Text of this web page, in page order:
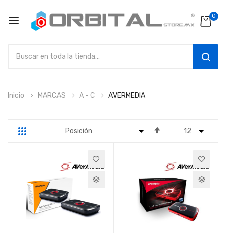
0
alInicio MARCAS A - C AVERMEDIA
Parrilla